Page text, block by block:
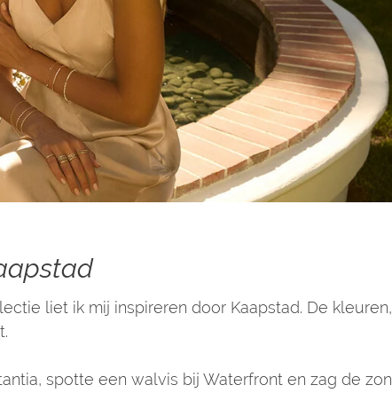
liet ik mij inspireren door Kaapstad. De kleuren,
spotte een walvis bij Waterfront en zag de zon